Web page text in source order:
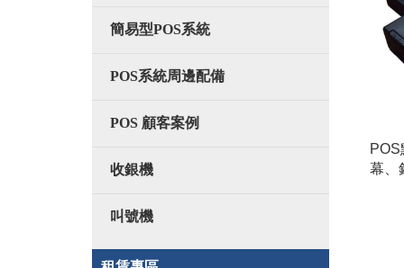
簡易型POS系統
POS系統周邊配備
POS 顧客案例
收銀機
叫號機
幕、